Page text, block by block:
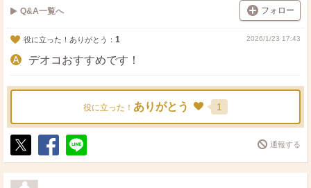
Q&A一覧へ フォロー
役に立った！ありがとう： 1 2026/1/23 17:43
デオコおすすめです！
役に立った！ ありがとう 1
ポ
ス
ト
シ
ェ
送
る
通報する